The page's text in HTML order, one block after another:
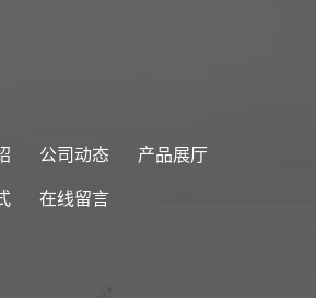
公司动态 产品展厅
在线留言